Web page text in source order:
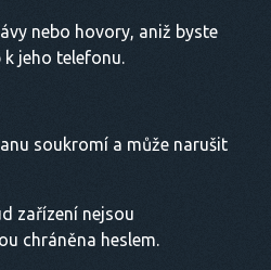
nebo hovory, aniž byste
jeho telefonu.
soukromí a může narušit
zařízení nejsou
chráněna heslem.